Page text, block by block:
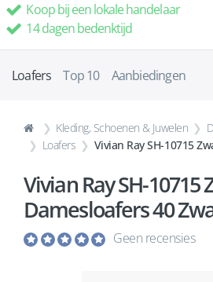
Koop bij een lokale handelaar
14 dagen bedenktijd
Loafers Top 10 Aanbiedingen
Kleding, Schoenen & Juwelen
Loafers
Vivian Ray SH-10715
Vivian Ray SH-10715
Damesloafers 40
Geen recensies